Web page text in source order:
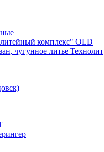
комплекс" OLD
чугунное литье Технолит